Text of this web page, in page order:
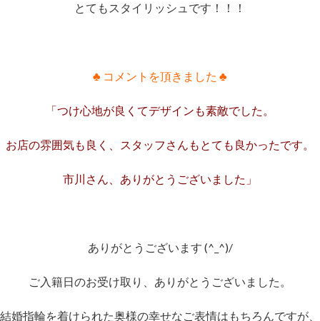
とてもスタイリッシュです！！！
♣ コメントを頂きました ♣
「つけ心地が良くてデザインも素敵でした。
お店の雰囲気も良く、スタッフさんもとても良かったです。
市川さん、ありがとうございました」
ありがとうございます (^_^)/
ご入籍日のお受け取り、ありがとうございました。
結婚指輪を着けられた奥様の幸せなご表情はもちろんですが、